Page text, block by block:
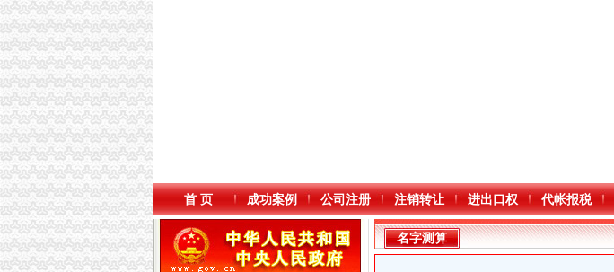
首 页 成功案例 公司注册 注销转让 进出口权 代帐报税
名字测算